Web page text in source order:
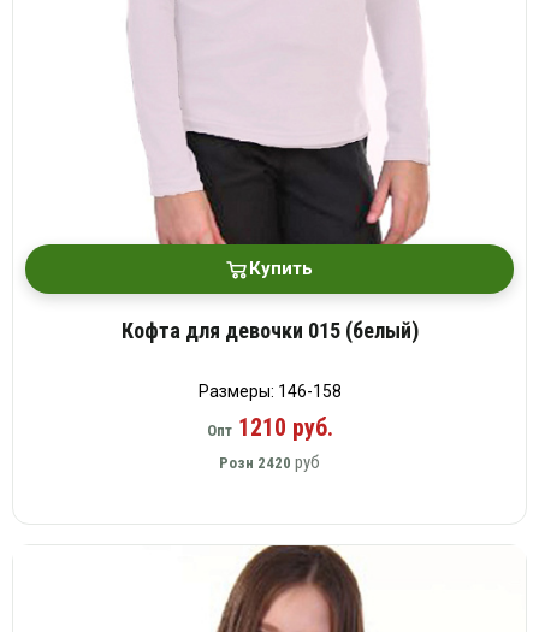
Купить
Кофта для девочки 015 (белый)
Размеры: 146-158
Опт1210 руб.
Розн 2420 руб